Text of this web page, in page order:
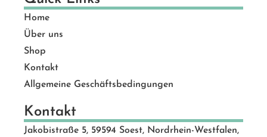
Home
Über uns
Shop
Kontakt
Allgemeine Geschäftsbedingungen
Kontakt
Jakobistraße 5, 59594 Soest, Nordrhein-Westfalen,